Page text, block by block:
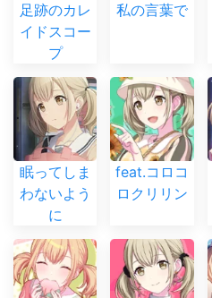
足跡のカレ
イドスコー
プ
私の言葉で
眠ってしま
わないよう
に
feat.コロコ
ロクリリン